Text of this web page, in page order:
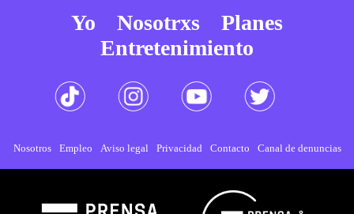
Yo Nosotrxs
Planes
Entretenimiento
Nosotros Empleo Aviso legal Privacidad Contacto Canal de denuncias